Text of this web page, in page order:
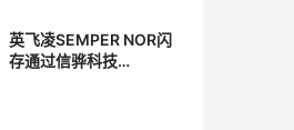
英飞凌SEMPER NOR闪
存通过信骅科技